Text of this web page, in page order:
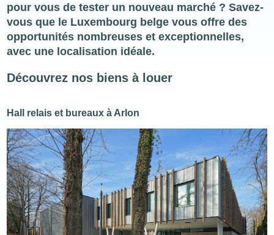
pour vous de tester un nouveau marché ? Savez-
vous que le Luxembourg belge vous offre des
opportunités nombreuses et exceptionnelles,
avec une localisation idéale.
Découvrez nos biens à louer
Hall relais et bureaux à Arlon
Image